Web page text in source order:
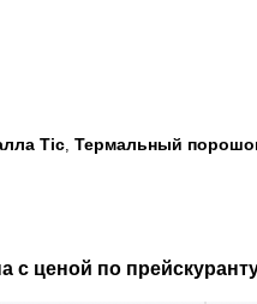
Tic, Термальный
ценой по